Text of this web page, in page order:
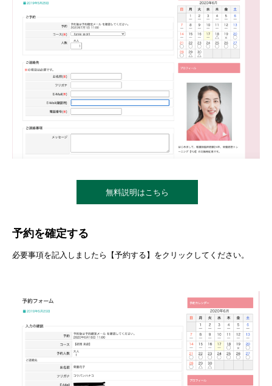
無料説明はこちら
予約を確定する
必要事項を記入しましたら【予約する】をクリックしてください。